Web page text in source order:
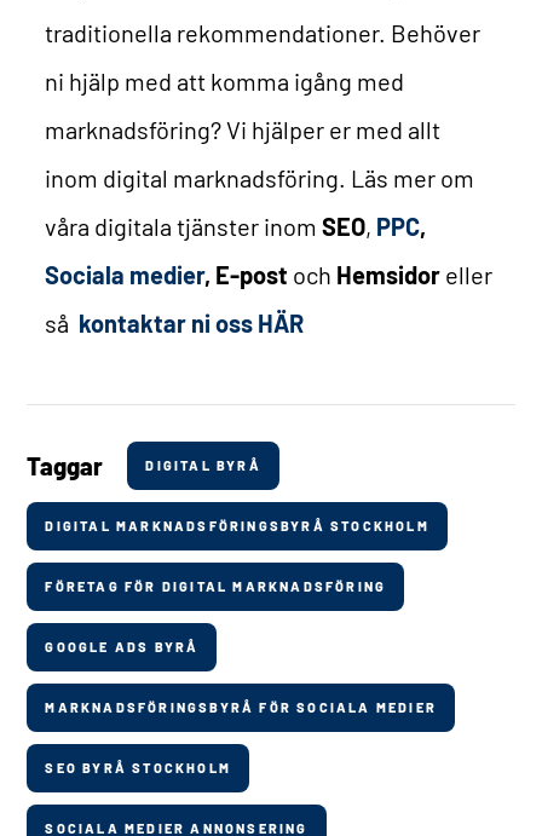
traditionella rekommendationer. Behöver
ni hjälp med att komma igång med
marknadsföring? Vi hjälper er med allt
inom digital marknadsföring. Läs mer om
våra digitala tjänster inomSEO, PPC,
Sociala medier, E-post och Hemsidor eller
så kontaktar ni oss HÄR
Taggar DIGITAL BYRÅ
DIGITAL MARKNADSFÖRINGSBYRÅ STOCKHOLM
FÖRETAG FÖR DIGITAL MARKNADSFÖRING
GOOGLE ADS BYRÅ
MARKNADSFÖRINGSBYRÅ FÖR SOCIALA MEDIER
SEO BYRÅ STOCKHOLM
SOCIALA MEDIER ANNONSERING